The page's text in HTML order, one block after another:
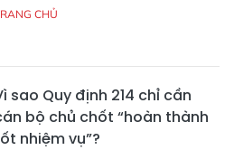
CHỦ
sao Quy định 214 chỉ cần
bộ chủ chốt “hoàn thành
nhiệm vụ”?